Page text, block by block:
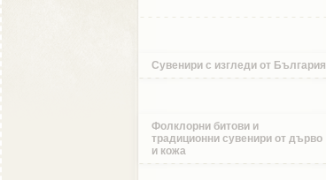
Сувенири с изгледи от България
Фолклорни битови и
традиционни сувенири от дърво
и кожа